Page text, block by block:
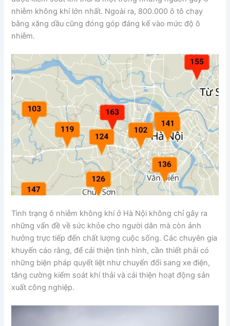
nhiễm không khí lớn nhất. Ngoài ra, 800.000 ô tô chạy
bằng xăng dầu cũng đóng góp đáng kể vào mức độ ô
nhiễm.
Tình trạng ô nhiễm không khí ở Hà Nội không chỉ gây ra
những vấn đề về sức khỏe cho người dân mà còn ảnh
hưởng trực tiếp đến chất lượng cuộc sống. Các chuyên gia
khuyến cáo rằng, để cải thiện tình hình, cần thiết phải có
những biện pháp quyết liệt như chuyển đổi sang xe điện,
tăng cường kiểm soát khí thải và cải thiện hoạt động sản
xuất công nghiệp.